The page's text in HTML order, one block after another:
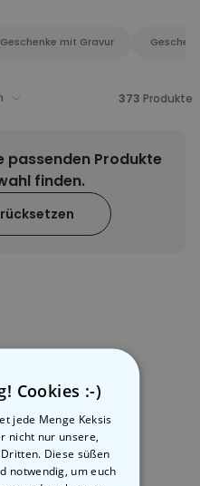
über 10.000
mal gekauft
Handtuch
mal gekauft
Duftbaum
Look
Geschenke mit Gravur
373 Produkte
passenden Produkte
finden.
Cookies :-)
jede Menge Keksis
nicht nur unsere,
Diese süßen
notwendig, um euch